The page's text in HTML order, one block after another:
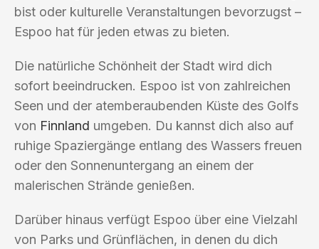
bist oder kulturelle Veranstaltungen bevorzugst –
Espoo hat für jeden etwas zu bieten.
Die natürliche Schönheit der Stadt wird dich
sofort beeindrucken. Espoo ist von zahlreichen
Seen und der atemberaubenden Küste des Golfs
von Finnland umgeben. Du kannst dich also auf
ruhige Spaziergänge entlang des Wassers freuen
oder den Sonnenuntergang an einem der
malerischen Strände genießen.
Darüber hinaus verfügt Espoo über eine Vielzahl
von Parks und Grünflächen, in denen du dich